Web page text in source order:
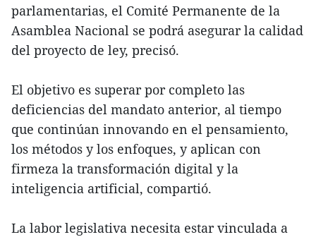
parlamentarias, el Comité Permanente de la
Asamblea Nacional se podrá asegurar la calidad
del proyecto de ley, precisó.
El objetivo es superar por completo las
deficiencias del mandato anterior, al tiempo
que continúan innovando en el pensamiento,
los métodos y los enfoques, y aplican con
firmeza la transformación digital y la
inteligencia artificial, compartió.
La labor legislativa necesita estar vinculada a